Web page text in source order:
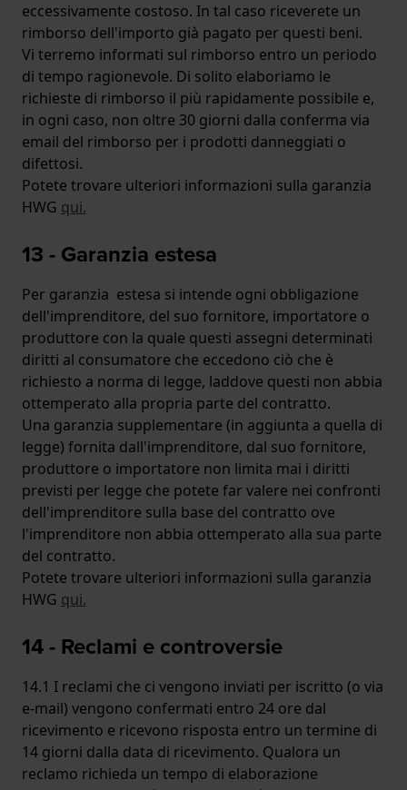
eccessivamente costoso. In tal caso riceverete un
rimborso dell'importo già pagato per questi beni.
Vi terremo informati sul rimborso entro un periodo
di tempo ragionevole. Di solito elaboriamo le
richieste di rimborso il più rapidamente possibile e,
in ogni caso, non oltre 30 giorni dalla conferma via
email del rimborso per i prodotti danneggiati o
difettosi.
Potete trovare ulteriori informazioni sulla garanzia
HWG qui.
13 - Garanzia estesa
Per garanzia estesa si intende ogni obbligazione
dell'imprenditore, del suo fornitore, importatore o
produttore con la quale questi assegni determinati
diritti al consumatore che eccedono ciò che è
richiesto a norma di legge, laddove questi non abbia
ottemperato alla propria parte del contratto.
Una garanzia supplementare (in aggiunta a quella di
legge) fornita dall'imprenditore, dal suo fornitore,
produttore o importatore non limita mai i diritti
previsti per legge che potete far valere nei confronti
dell'imprenditore sulla base del contratto ove
l'imprenditore non abbia ottemperato alla sua parte
del contratto.
Potete trovare ulteriori informazioni sulla garanzia
HWG qui.
14 - Reclami e controversie
14.1 I reclami che ci vengono inviati per iscritto (o via
e-mail) vengono confermati entro 24 ore dal
ricevimento e ricevono risposta entro un termine di
14 giorni dalla data di ricevimento. Qualora un
reclamo richieda un tempo di elaborazione